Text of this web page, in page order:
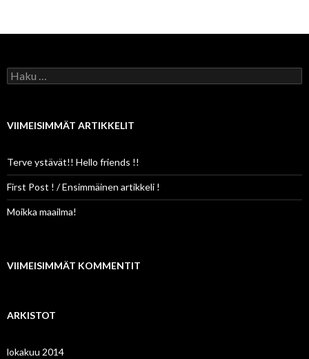
Haku:
VIIMEISIMMÄT ARTIKKELIT
Terve ystävät!! Hello friends !!
First Post ! / Ensimmäinen artikkeli !
Moikka maailma!
VIIMEISIMMÄT KOMMENTIT
ARKISTOT
lokakuu 2014